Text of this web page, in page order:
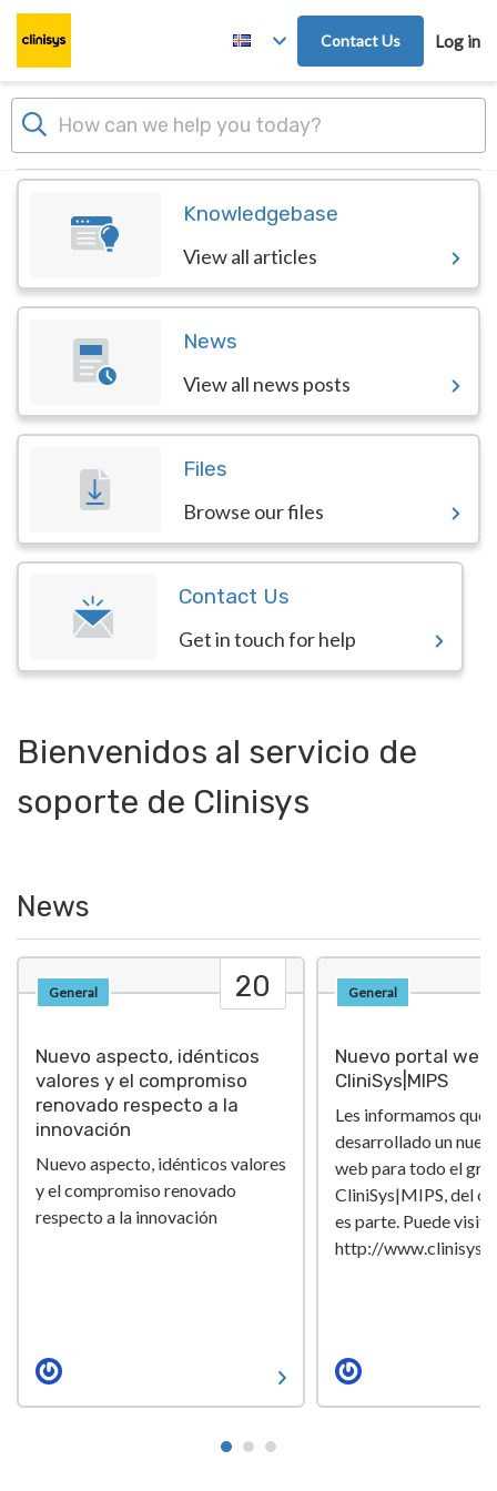
Skip to main content
Contact Us Log in
Knowledgebase
View all articles
News
View all news posts
Files
Browse our files
Contact Us
Get in touch for help
Bienvenidos al servicio de
soporte de Clinisys
News
20
General
Nuevo aspecto, idénticos
valores y el compromiso
renovado respecto a la
innovación
Nuevo aspecto, idénticos valores
y el compromiso renovado
respecto a la innovación
General
Nuevo portal web
CliniSys|MIPS
Les informamos que
desarrollado un
web para todo el
CliniSys|MIPS, del
es parte. Puede
http://